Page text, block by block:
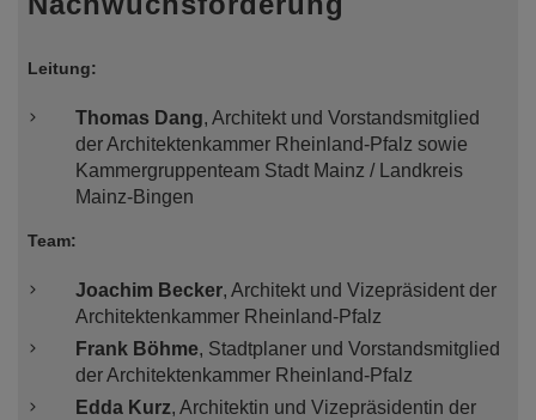
Leitung:
Thomas Dang, Architekt und Vorstandsmitglied
der Architektenkammer Rheinland-Pfalz sowie
Kammergruppenteam Stadt Mainz / Landkreis
Mainz-Bingen
Team:
Joachim Becker, Architekt und Vizepräsident der
Architektenkammer Rheinland-Pfalz
Frank Böhme, Stadtplaner und Vorstandsmitglied
der Architektenkammer Rheinland-Pfalz
Edda Kurz, Architektin und Vizepräsidentin der